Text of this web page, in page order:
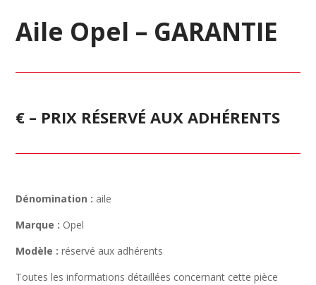
Aile Opel – GARANTIE
€ – PRIX RÉSERVÉ AUX ADHÉRENTS
Dénomination : aile
Marque : Opel
Modèle : réservé aux adhérents
Toutes les informations détaillées concernant cette pièce